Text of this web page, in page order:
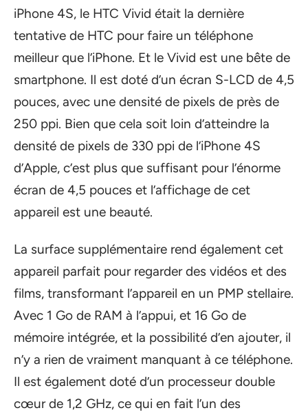
iPhone 4S, le HTC Vivid était la dernière
tentative de HTC pour faire un téléphone
meilleur que l’iPhone. Et le Vivid est une bête de
smartphone. Il est doté d’un écran S-LCD de 4,5
pouces, avec une densité de pixels de près de
250 ppi. Bien que cela soit loin d’atteindre la
densité de pixels de 330 ppi de l’iPhone 4S
d’Apple, c’est plus que suffisant pour l’énorme
écran de 4,5 pouces et l’affichage de cet
appareil est une beauté.
La surface supplémentaire rend également cet
appareil parfait pour regarder des vidéos et des
films, transformant l’appareil en un PMP stellaire.
Avec 1 Go de RAM à l’appui, et 16 Go de
mémoire intégrée, et la possibilité d’en ajouter, il
n’y a rien de vraiment manquant à ce téléphone.
Il est également doté d’un processeur double
cœur de 1,2 GHz, ce qui en fait l’un des